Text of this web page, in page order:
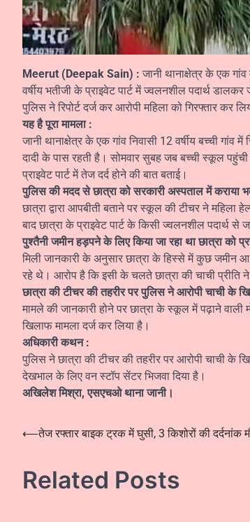
Meerut (Deepak Sain) : जानी थानाक्षेत्र के एक
वर्षीय भतीजी के प्राइवेट पार्ट में ज्वलनशील पदार्थ
पुलिस ने रिपोर्ट दर्ज कर आरोपी महिला को गिरफ्तार कर
यह है पूरा मामला :
जानी थानाक्षेत्र के एक गांव निवासी 12 वर्षीय बच्ची
दादी के पास रहती है। सोमवार सुबह जब बच्ची स्कूल
प्राइवेट पार्ट में तेज दर्द होने की बात बताई।
पुलिस की मदद से छात्रा को सरकारी अस्पताल में कराया
छात्रा द्वारा आपबीती बताने पर स्कूल की टीचर ने
बाद छात्रा के प्राइवेट पार्ट के किसी ज्वलनशील पदार्थ से
पुश्तैनी जमीन हड़पने के लिए किया जा रहा था छात्रा को
मिली जानकारी के अनुसार छात्रा के हिस्से में कुछ जमीन
रहे थे। आरोप है कि इसी के चलते छात्रा की चाची प्रीति
छात्रा की टीचर की तहरीर पर पुलिस ने आरोपी चाची के
मामले की जानकारी होने पर छात्रा के स्कूल में पढ़ाने वाली
खिलाफ मामला दर्ज कर लिया है।
अधिकारी कथन :
पुलिस ने छात्रा की टीचर की तहरीर पर आरोपी चाची के
देखभाल के लिए वन स्टॉप सेंटर भिजवा दिया है।
अखिलेश मिश्रा, एसएचओ थाना जानी।
Post
⟵तेज रफ्तार बाइक ट्रक में घुसी, 3 किशोरों की दर्दनांक
Related Posts